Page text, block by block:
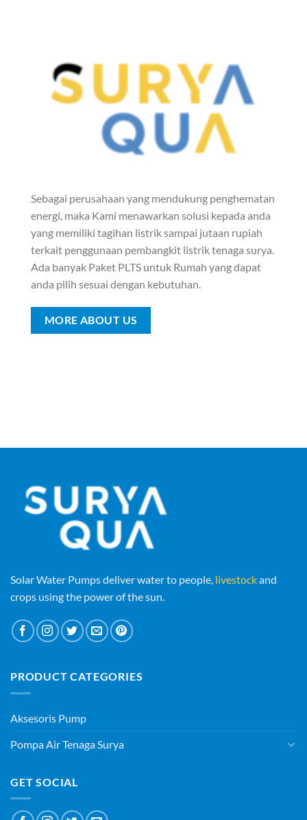
Sebagai perusahaan yang mendukung penghematan
energi, maka Kami menawarkan solusi kepada anda
yang memiliki tagihan listrik sampai jutaan rupiah
terkait penggunaan pembangkit listrik tenaga surya.
Ada banyak Paket PLTS untuk Rumah yang dapat
anda pilih sesuai dengan kebutuhan.
MORE ABOUT US
Solar Water Pumps deliver water to people, livestockand
crops using the power of the sun.
PRODUCT CATEGORIES
Aksesoris Pump
Pompa Air Tenaga Surya
GET SOCIAL